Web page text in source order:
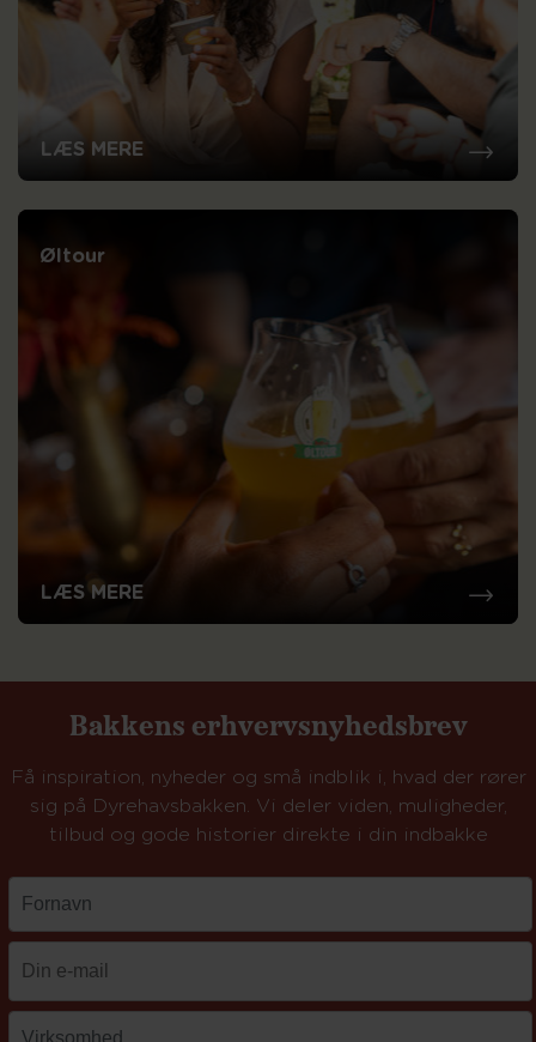
LÆS MERE
Øltour
LÆS MERE
Bakkens erhvervsnyhedsbrev
Få inspiration, nyheder og små indblik i, hvad der rører
sig på Dyrehavsbakken. Vi deler viden, muligheder,
tilbud og gode historier direkte i din indbakke